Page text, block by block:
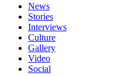
News
Stories
Interviews
Culture
Gallery
Video
Social